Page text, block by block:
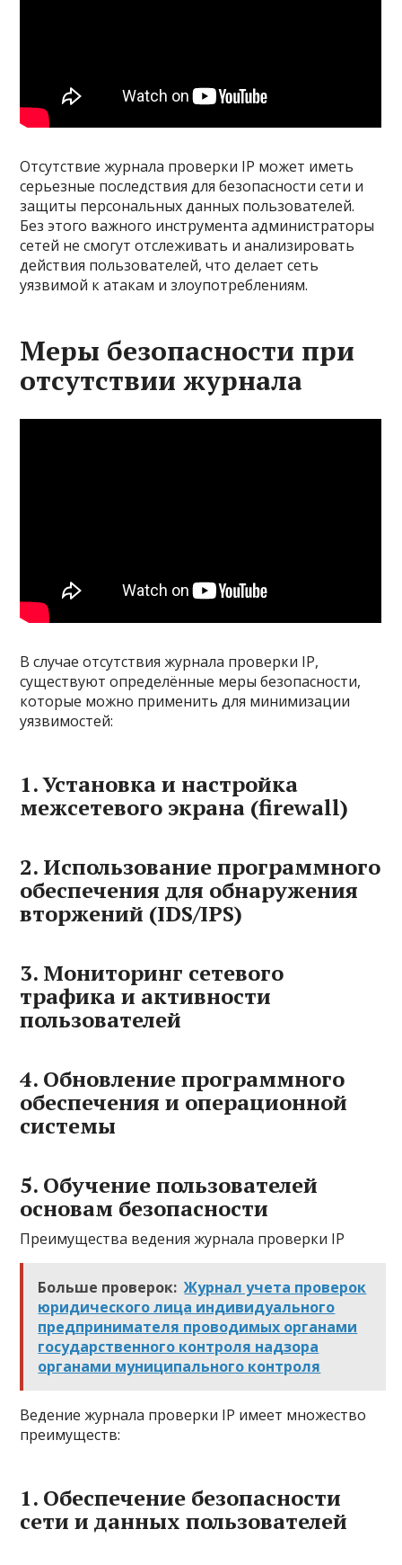
Отсутствие журнала проверки IP может иметь
серьезные последствия для безопасности сети и
защиты персональных данных пользователей.
Без этого важного инструмента администраторы
сетей не смогут отслеживать и анализировать
действия пользователей, что делает сеть
уязвимой к атакам и злоупотреблениям.
Меры безопасности при
отсутствии журнала
В случае отсутствия журнала проверки IP,
существуют определённые меры безопасности,
которые можно применить для минимизации
уязвимостей:
1. Установка и настройка
межсетевого экрана (firewall)
2. Использование программного
обеспечения для обнаружения
вторжений (IDS/IPS)
3. Мониторинг сетевого
трафика и активности
пользователей
4. Обновление программного
обеспечения и операционной
системы
5. Обучение пользователей
основам безопасности
Преимущества ведения журнала проверки IP
Больше проверок: Журнал учета проверок
юридического лица индивидуального
предпринимателя проводимых органами
государственного контроля надзора
органами муниципального контроля
Ведение журнала проверки IP имеет множество
преимуществ:
1. Обеспечение безопасности
сети и данных пользователей